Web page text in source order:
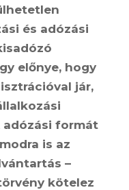
és adózási
előnye, hogy
jár,
adózási formát
is az
–
kötelez